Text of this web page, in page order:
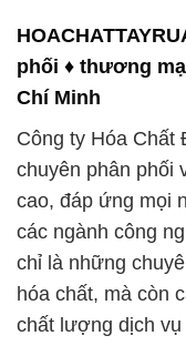
phối ♦ thương
Chí Minh
Công ty Hóa
chuyên phân phối
cao, đáp ứng mọi
các ngành công
chỉ là những
hóa chất, mà còn
chất lượng dịch vụ